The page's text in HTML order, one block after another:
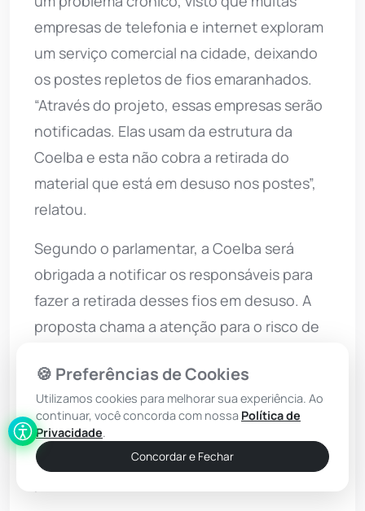
empresas de telefonia e internet exploram
um serviço comercial na cidade, deixando
os postes repletos de fios emaranhados.
“Através do projeto, essas empresas serão
notificadas. Elas usam da estrutura da
Coelba e esta não cobra a retirada do
material que está em desuso nos postes”,
relatou.
Segundo o parlamentar, a Coelba será
obrigada a notificar os responsáveis para
fazer a retirada desses fios em desuso. A
proposta chama a atenção para o risco de
casos, os fios ficam expostos nas vias.
Também alerta para a poluição visual e
ambiental provocada pela grande
quantidade de fios emaranhados nos
🍪 Preferências de Cookies
Utilizamos cookies para melhorar sua experiência. Ao
continuar, você concorda com nossa Política de
Privacidade.
Concordar e Fechar